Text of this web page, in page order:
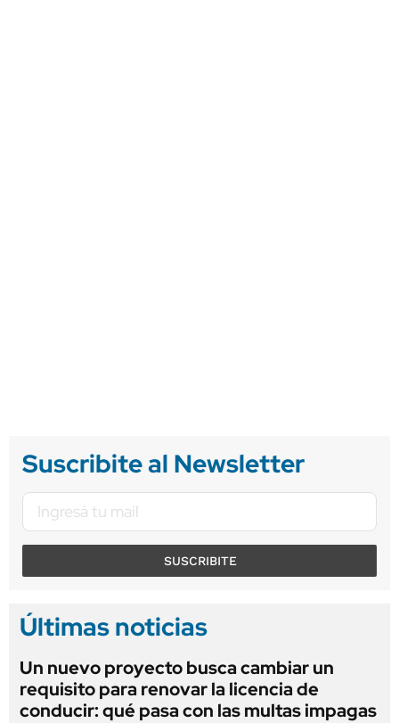
Suscribite al Newsletter
SUSCRIBITE
Últimas noticias
Un nuevo proyecto busca cambiar un
requisito para renovar la licencia de
conducir: qué pasa con las multas impagas